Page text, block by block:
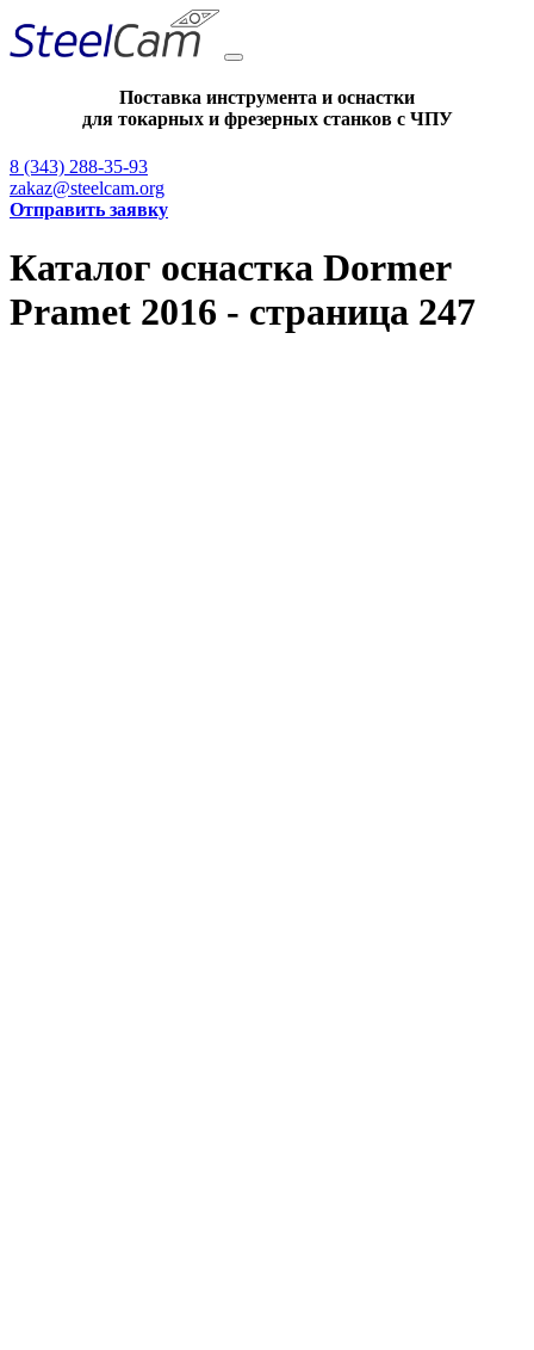
Поставка инструмента и оснастки
для токарных и фрезерных станков с ЧПУ
8 (343) 288-35-93
zakaz@steelcam.org
Отправить заявку
Каталог оснастка Dormer
Pramet 2016 - страница 247